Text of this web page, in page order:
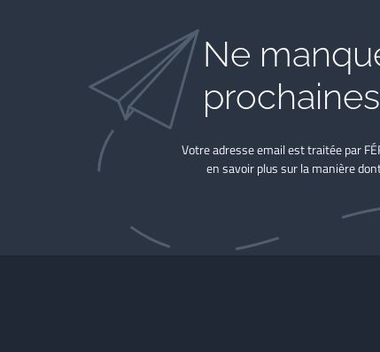
Ne
Votre adresse email est traitée par
en savoir plus sur la manière